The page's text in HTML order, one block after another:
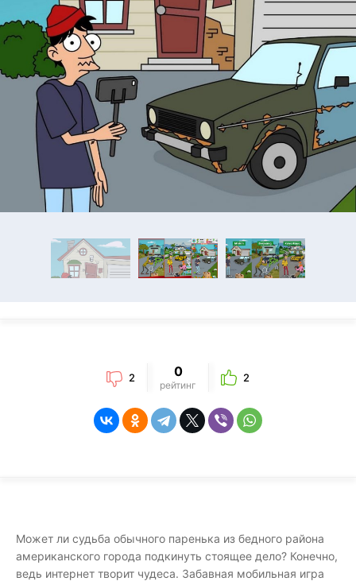
2 0
рейтинг
2
Может ли судьба обычного паренька из бедного района
американского города подкинуть стоящее дело? Конечно,
ведь интернет творит чудеса. Забавная мобильная игра